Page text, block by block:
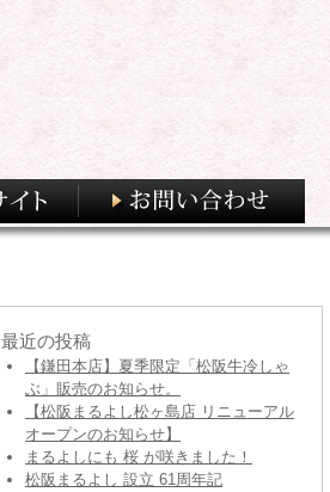
最近の投稿
【鎌田本店】夏季限定「松阪牛冷しゃ
ぶ」販売のお知らせ。
【松阪まるよし松ヶ島店 リニューアル
オープンのお知らせ】
まるよしにも 桜 が咲きました！
松阪まるよし 設立 61周年記